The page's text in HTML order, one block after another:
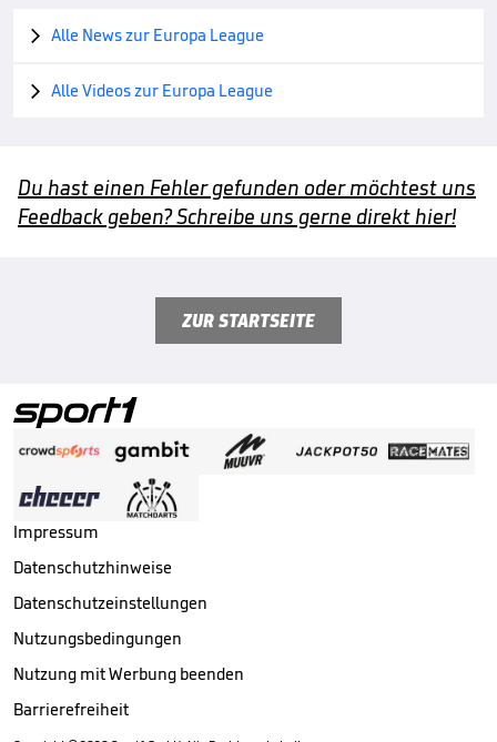
 Alle News zur Europa League
 Alle Videos zur Europa League
Du hast einen Fehler gefunden oder möchtest uns
Feedback geben? Schreibe uns gerne direkt hier!
ZUR STARTSEITE
Impressum
Datenschutzhinweise
Datenschutzeinstellungen
Nutzungsbedingungen
Nutzung mit Werbung beenden
Barrierefreiheit